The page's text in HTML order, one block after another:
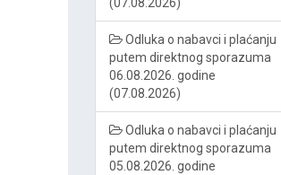
Odluka o nabavci i plaćanju
putem direktnog sporazuma
06.08.2026. godine
(07.08.2026)
Odluka o nabavci i plaćanju
putem direktnog sporazuma
05.08.2026. godine